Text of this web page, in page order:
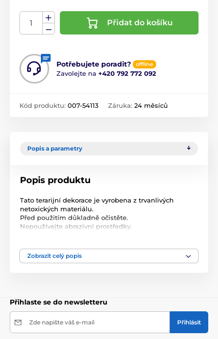
Přidat do košíku
Potřebujete poradit? offline
Zavolejte na +420 792 772 092
Kód produktu: 007-54113 Záruka: 24 měsíců
Popis a parametry
Popis produktu
Tato terarijní dekorace je vyrobena z trvanlivých
netoxických materiálu.
Před použitím důkladně očistěte.
Nepoužívejte abrazivní prostředky.
Určeno pouze pro zvířata.
Zobrazit celý popis
Přihlaste se do newsletteru
Zde napište váš e-mail Přihlásit